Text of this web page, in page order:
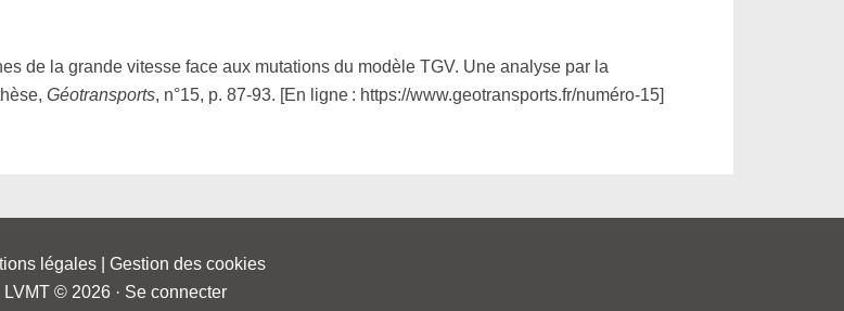
de la grande vitesse face aux mutations du modèle TGV. Une analyse par la
Géotransports, n°15, p. 87-93. [En ligne : https://www.geotransports.fr/numéro-15]
légales| Gestion des cookies
LVMT © 2026 · Se connecter